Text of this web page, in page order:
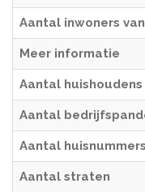
Aantal inwoners
Meer informatie
Aantal huishoudens
Aantal
Aantal huisnummers
Aantal straten